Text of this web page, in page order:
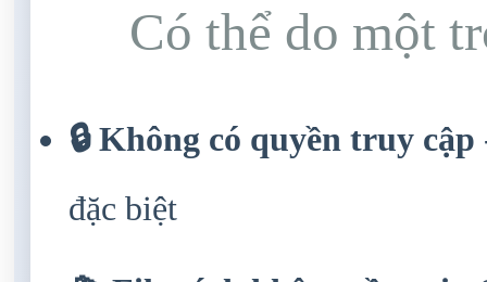
Có thể do một
🔒 Không có quyền truy cập
đặc biệt